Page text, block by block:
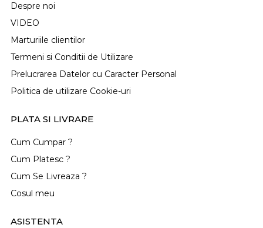
Despre noi
VIDEO
Marturiile clientilor
Termeni si Conditii de Utilizare
Prelucrarea Datelor cu Caracter Personal
Politica de utilizare Cookie-uri
PLATA SI LIVRARE
Cum Cumpar ?
Cum Platesc ?
Cum Se Livreaza ?
Cosul meu
ASISTENTA